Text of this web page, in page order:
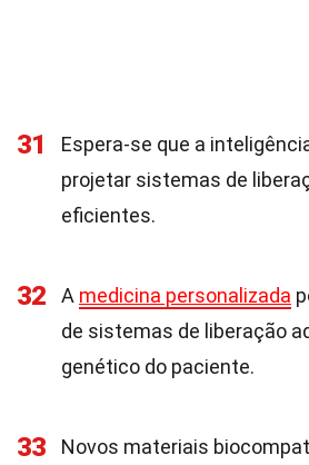
31
Espera-se que a
projetar sistemas de
eficientes.
32 A medicina personalizada
de sistemas de liberação
genético do paciente.
33
Novos materiais